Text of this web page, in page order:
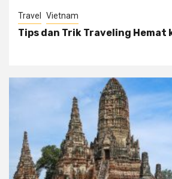
Travel Vietnam
Tips dan Trik Traveling Hemat